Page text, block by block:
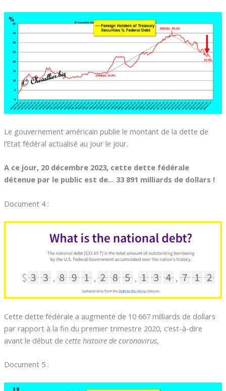
Le gouvernement américain publie le montant de la dette de
l’Etat fédéral actualisé au jour le jour.
A ce jour, 20 décembre 2023, cette dette fédérale
détenue par le public est de… 33 891 milliards de dollars !
Document 4 :
Cette dette fédérale a augmenté de 10 667 milliards de dollars
par rapport à la fin du premier trimestre 2020, c’est-à-dire
avant le début de cette histoire de coronavirus,
Document 5 :